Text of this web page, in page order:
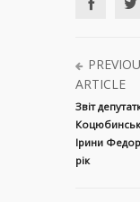
ARTICLE
Звіт
Ірини
рік